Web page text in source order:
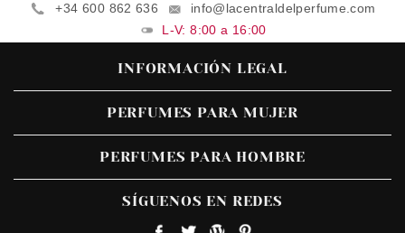
+34 600 862 636
info@lacentraldelperfume.com
L-V: 8:00 a 16:00
INFORMACIÓN LEGAL
PERFUMES PARA MUJER
PERFUMES PARA HOMBRE
SÍGUENOS EN REDES